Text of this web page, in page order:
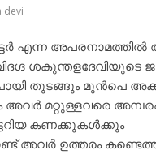
devi
എന്ന അപരനാമത്തില്‍
ശകുന്തളദേവിയുടെ
തുടങ്ങും മുന്‍പെ
അവര്‍ മറ്റുള്ളവരെ
കണക്കുകള്‍ക്കും
അവര്‍ ഉത്തരം